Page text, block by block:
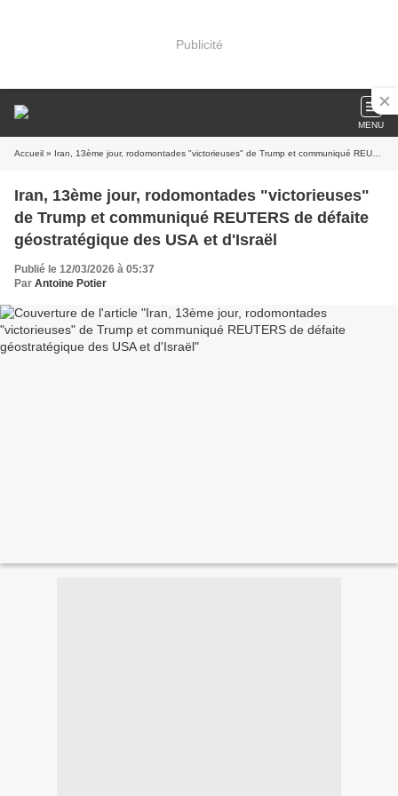
Publicité
MENU
Accueil » Iran, 13ème jour, rodomontades "victorieuses" de Trump et communiqué REUTERS de défaite géostratégique des USA et d'Israël
Iran, 13ème jour, rodomontades "victorieuses"
de Trump et communiqué REUTERS de défaite
géostratégique des USA et d'Israël
Publié le 12/03/2026 à 05:37
Par Antoine Potier